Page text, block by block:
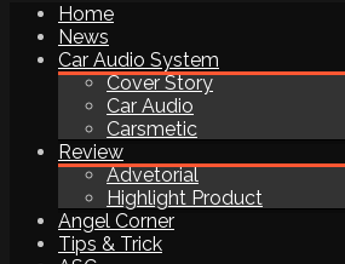
Home
News
Car Audio System
Cover Story
Car Audio
Carsmetic
Review
Advetorial
Highlight Product
Angel Corner
Tips & Trick